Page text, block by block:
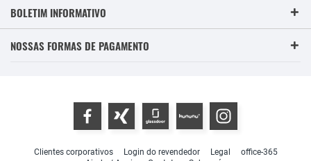
BOLETIM INFORMATIVO
NOSSAS FORMAS DE PAGAMENTO
Clientes corporativos Login do revendedor Legal
office-365